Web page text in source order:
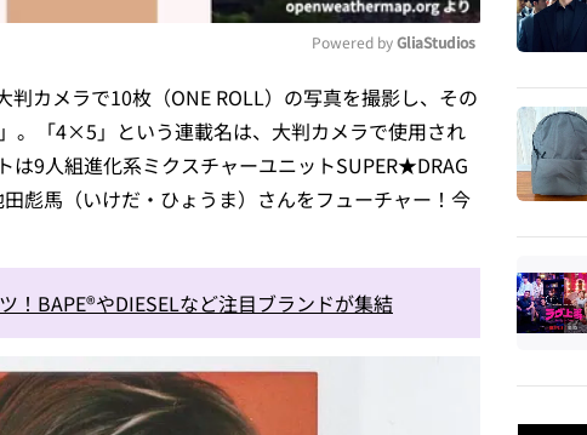
Mute
Powered by GliaStudios
カメラで10枚（ONE ROLL）の写真を撮影し、その
。「4×5」という連載名は、大判カメラで使用され
9人組進化系ミクスチャーユニットSUPER★DRAG
彪馬（いけだ・ひょうま）さんをフューチャー！今
！BAPE®やDIESELなど注目ブランドが集結